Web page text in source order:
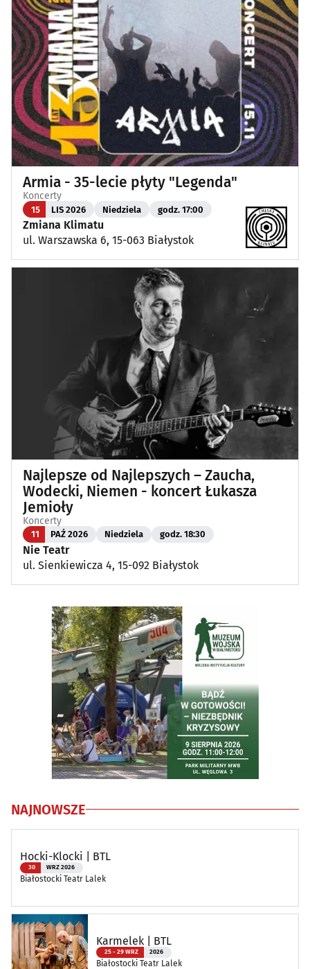
Armia - 35-lecie płyty "Legenda"
Koncerty
15 LIS 2026 Niedziela godz. 17:00
Zmiana Klimatu
ul. Warszawska 6, 15-063 Białystok
Najlepsze od Najlepszych – Zaucha,
Wodecki, Niemen - koncert Łukasza
Jemioły
Koncerty
11 PAŹ 2026 Niedziela godz. 18:30
Nie Teatr
ul. Sienkiewicza 4, 15-092 Białystok
NAJNOWSZE
Hocki-Klocki | BTL
30 WRZ 2026
Białostocki Teatr Lalek
Karmelek | BTL
25 - 29 WRZ 2026
Białostocki Teatr Lalek